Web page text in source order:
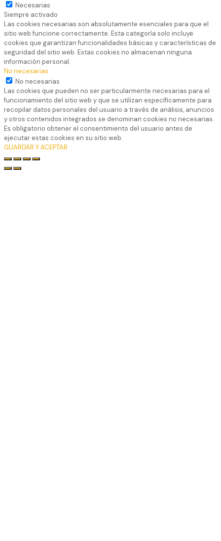
Necesarias
Siempre activado
Las cookies necesarias son absolutamente esenciales para que el
sitio web funcione correctamente. Esta categoría solo incluye
cookies que garantizan funcionalidades básicas y características de
seguridad del sitio web. Estas cookies no almacenan ninguna
información personal.
No necesarias
No necesarias
Las cookies que pueden no ser particularmente necesarias para el
funcionamiento del sitio web y que se utilizan específicamente para
recopilar datos personales del usuario a través de análisis, anuncios
y otros contenidos integrados se denominan cookies no necesarias.
Es obligatorio obtener el consentimiento del usuario antes de
ejecutar estas cookies en su sitio web.
GUARDAR Y ACEPTAR